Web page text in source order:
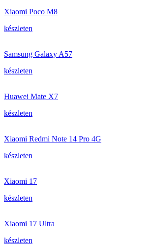
Xiaomi Poco M8
készleten
Samsung Galaxy A57
készleten
Huawei Mate X7
készleten
Xiaomi Redmi Note 14 Pro 4G
készleten
Xiaomi 17
készleten
Xiaomi 17 Ultra
készleten